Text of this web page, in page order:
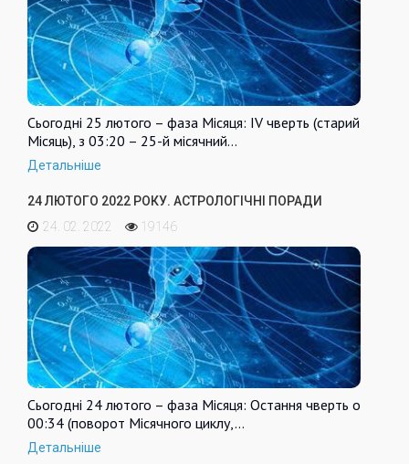
Сьогодні 25 лютого – фаза Місяця: IV чверть (старий
Місяць), з 03:20 – 25-й місячний…
Детальніше
24 ЛЮТОГО 2022 РОКУ. АСТРОЛОГІЧНІ ПОРАДИ
24. 02. 2022
19146
Сьогодні 24 лютого – фаза Місяця: Остання чверть о
00:34 (поворот Місячного циклу,…
Детальніше